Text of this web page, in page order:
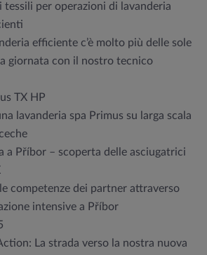
tessili per operazioni di lavanderia
efficiente c’è molto più delle sole
giornata con il nostro tecnico
TX HP
lavanderia spa Primus su larga scala
a Příbor – scoperta delle asciugatrici
competenze dei partner attraverso
intensive a Příbor
La strada verso la nostra nuova